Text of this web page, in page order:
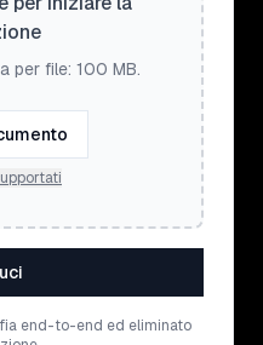
per file: 100 MB.
end-to-end ed eliminato